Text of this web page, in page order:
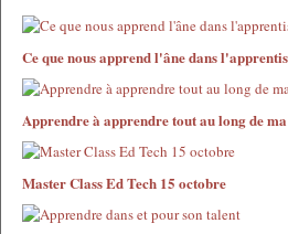
Ce que nous apprend l'âne dans
Apprendre à apprendre tout au long de
Master Class Ed Tech 15 octobre